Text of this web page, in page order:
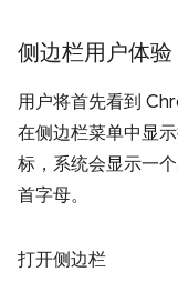
侧边栏用户体验
用户将首先看到
在侧边栏菜单中显
标，系统会显示一
首字母。
打开侧边栏